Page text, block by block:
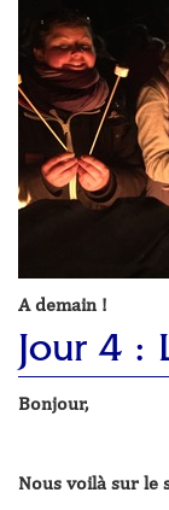
A demain !
Jour 4 :
Bonjour,
Nous voilà sur le